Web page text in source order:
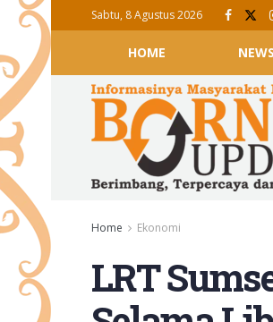
Sabtu, 8 Agustus 2026
HOME NEWS
Home Ekonomi
LRT